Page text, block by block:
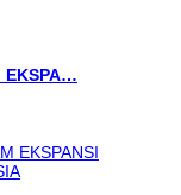
EKSPA…